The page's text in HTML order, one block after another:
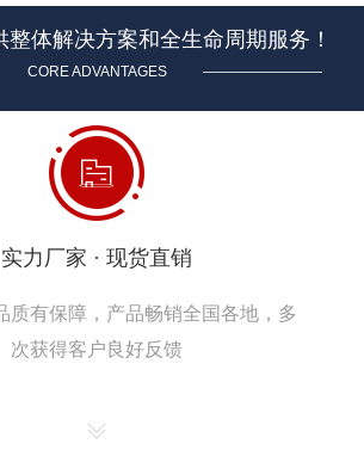
整体解决方案和全生命周期服务！
CORE ADVANTAGES
实力厂家 · 现货直销
质有保障，产品畅销全国各地，多
次获得客户良好反馈